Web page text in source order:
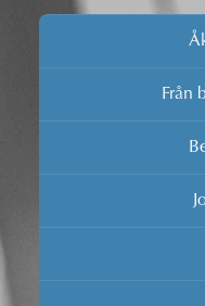
Från